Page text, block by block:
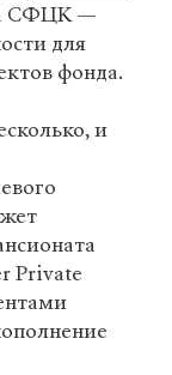
СФЦК —
для
фонда.
и
Private